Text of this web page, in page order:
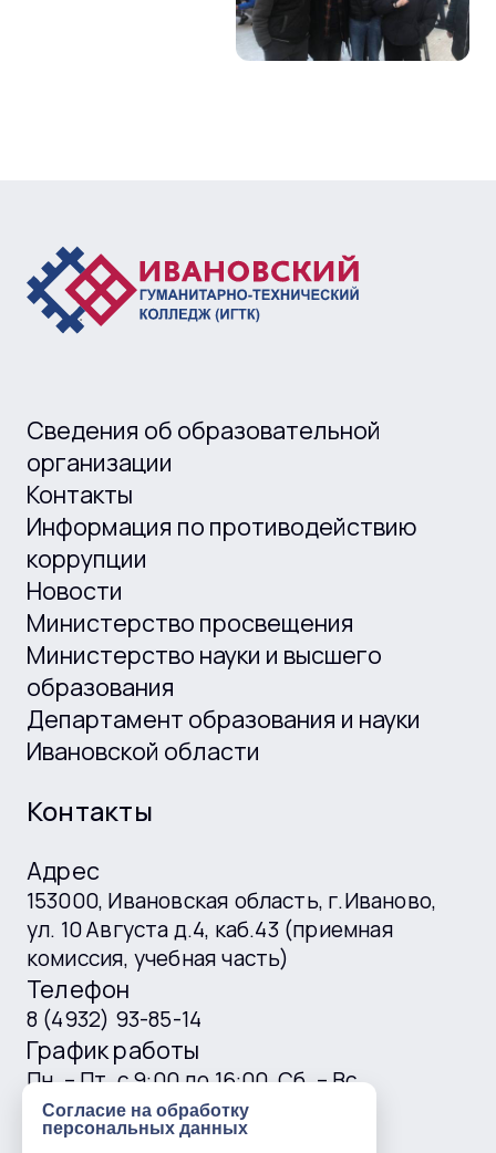
Сведения об образовательной
организации
Контакты
Информация по противодействию
коррупции
Новости
Министерство просвещения
Министерство науки и высшего
образования
Департамент образования и науки
Ивановской области
Контакты
Адрес
153000, Ивановская область, г.Иваново,
ул. 10 Августа д.4, каб.43 (приемная
комиссия, учебная часть)
Телефон
8 (4932) 93-85-14
График работы
Пн. – Пт. с 9:00 до 16:00, Сб. – Вс.
выходные
E-mail
Согласие на обработку
персональных данных